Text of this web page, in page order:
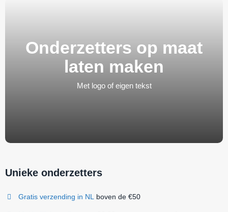
Onderzetters op maat
laten maken
Met logo of eigen tekst
Unieke onderzetters
Gratis verzending in NL boven de €50